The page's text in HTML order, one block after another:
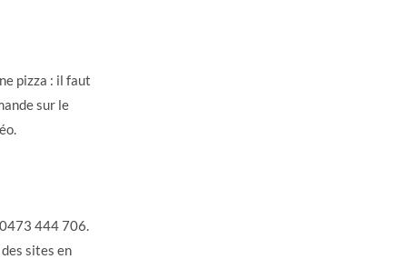
pizza : il faut
sur le
444 706.
sites en